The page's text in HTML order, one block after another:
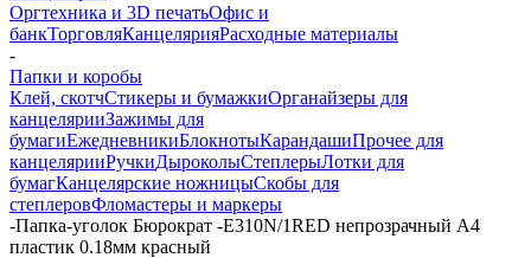
Оргтехника и 3D печатьОфис и
банкТорговляКанцелярияРасходные материалы
-
Папки и коробы
Клей, скотчСтикеры и бумажкиОрганайзеры для
канцелярииЗажимы для
бумагиЕжедневникиБлокнотыКарандашиПрочее для
канцелярииРучкиДыроколыСтеплерыЛотки для
бумагКанцелярские ножницыСкобы для
степлеровФломастеры и маркеры
-Папка-уголок Бюрократ -E310N/1RED непрозрачный A4
пластик 0.18мм красный